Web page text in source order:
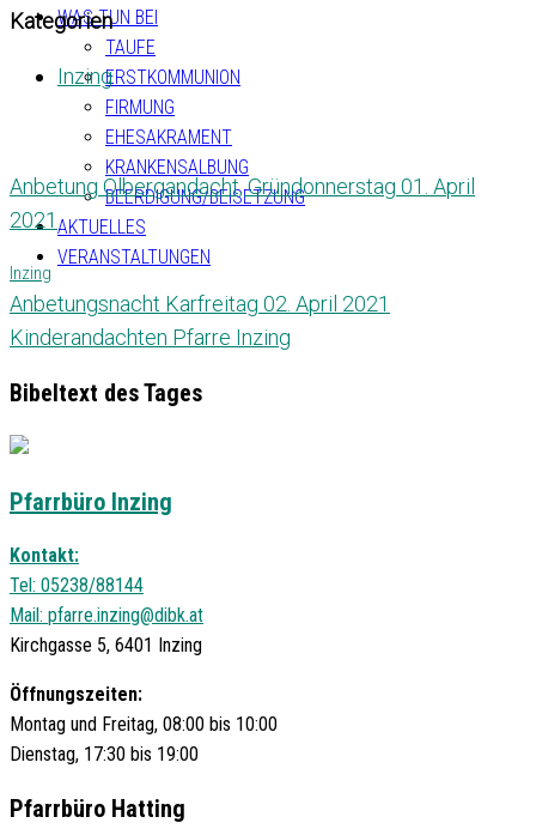
WAS TUN BEI
TAUFE
ERSTKOMMUNION
FIRMUNG
EHESAKRAMENT
KRANKENSALBUNG
BEERDIGUNG/BEISETZUNG
AKTUELLES
VERANSTALTUNGEN
Kategorien
Inzing
Anbetung Ölbergandacht, Gründonnerstag 01. April
2021
Inzing
Anbetungsnacht Karfreitag 02. April 2021
Kinderandachten Pfarre Inzing
Bibeltext des Tages
Pfarrbüro Inzing
Kontakt:
Tel: 05238/88144
Mail: pfarre.inzing@dibk.at
Kirchgasse 5, 6401 Inzing
Öffnungszeiten:
Montag und Freitag, 08:00 bis 10:00
Dienstag, 17:30 bis 19:00
Pfarrbüro Hatting